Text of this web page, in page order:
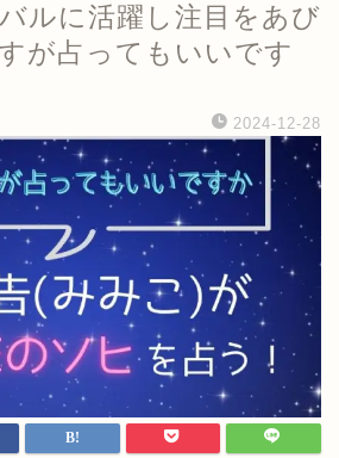
ルに活躍し注目をあび
が占ってもいいです
2024-12-28